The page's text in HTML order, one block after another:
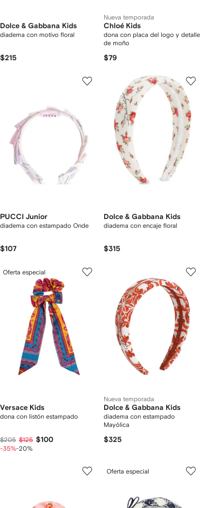
Dolce & Gabbana Kids
diadema con motivo floral
$215
Nueva temporada
Chloé Kids
dona con placa del logo y detalle
de moño
$79
PUCCI Junior
diadema con estampado Onde
$107
Dolce & Gabbana Kids
diadema con encaje floral
$315
Oferta especial
Versace Kids
dona con listón estampado
$205 $125 $100
-35%-20%
Nueva temporada
Dolce & Gabbana Kids
diadema con estampado
Mayólica
$325
Oferta especial